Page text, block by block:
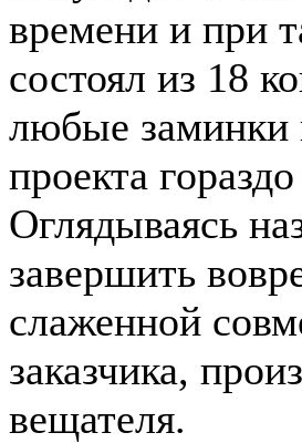
времени и при
состоял из 18
любые заминки
проекта
Оглядываясь
завершить
слаженной
заказчика,
вещателя.